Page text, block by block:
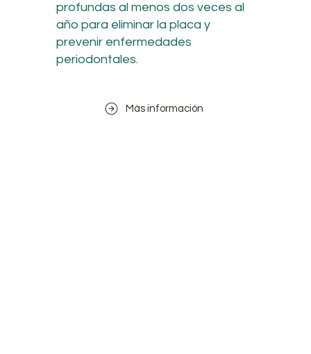
profundas al menos dos veces al
año para eliminar la placa y
prevenir enfermedades
periodontales.
Más información